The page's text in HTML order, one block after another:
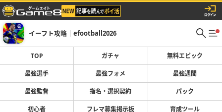
イーフト攻略｜efootball2026
TOP ガチャ 無料エピック
最強選手 最強フォメ 最強週間
最強監督 指名・選択契約 パック
初心者 フレマ募集掲示板 育成ツール